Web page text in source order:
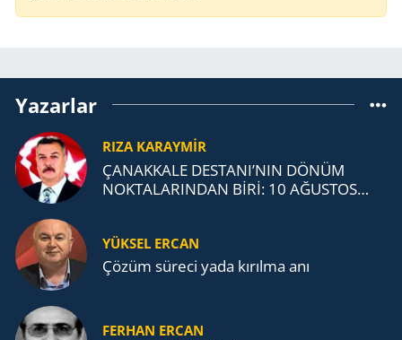
Yazarlar
RIZA KARAYMIR
ÇANAKKALE DESTANI’NIN DÖNÜM
NOKTALARINDAN BİRİ: 10 AĞUSTOS
YÜKSEL ERCAN
Çözüm süreci yada kırılma anı
FERHAN ERCAN